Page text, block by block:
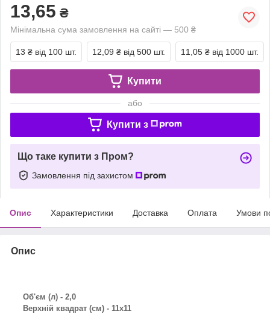
13,65 ₴
Мінімальна сума замовлення на сайті — 500 ₴
13 ₴ від 100 шт. 12,09 ₴ від 500 шт. 11,05 ₴ від 1000 шт.
Купити
або
Купити з
Що таке купити з Пром?
Замовлення під захистом
Опис Характеристики Доставка Оплата Умови
Опис
Об'єм (л) - 2,0
Верхній квадрат (см) - 11х11